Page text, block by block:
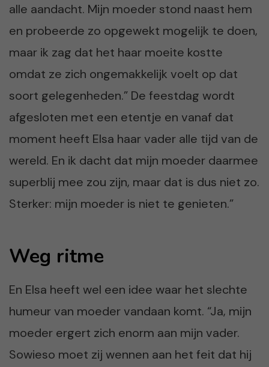
alle aandacht. Mijn moeder stond naast hem
en probeerde zo opgewekt mogelijk te doen,
maar ik zag dat het haar moeite kostte
omdat ze zich ongemakkelijk voelt op dat
soort gelegenheden.” De feestdag wordt
afgesloten met een etentje en vanaf dat
moment heeft Elsa haar vader alle tijd van de
wereld. En ik dacht dat mijn moeder daarmee
superblij mee zou zijn, maar dat is dus niet zo.
Sterker: mijn moeder is niet te genieten.”
Weg ritme
En Elsa heeft wel een idee waar het slechte
humeur van moeder vandaan komt. “Ja, mijn
moeder ergert zich enorm aan mijn vader.
Sowieso moet zij wennen aan het feit dat hij